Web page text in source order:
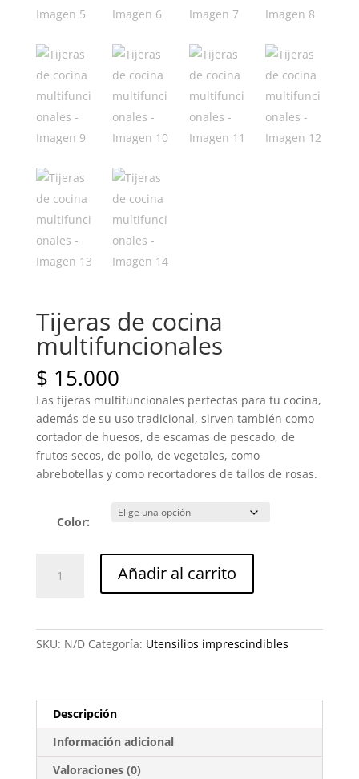
Tijeras de cocina
multifuncionales
$ 15.000
Las tijeras multifuncionales perfectas para tu cocina,
además de su uso tradicional, sirven también como
cortador de huesos, de escamas de pescado, de
frutos secos, de pollo, de vegetales, como
abrebotellas y como recortadores de tallos de rosas.
Color:
Añadir al carrito
SKU: N/D Categoría: Utensilios imprescindibles
Descripción
Información adicional
Valoraciones (0)